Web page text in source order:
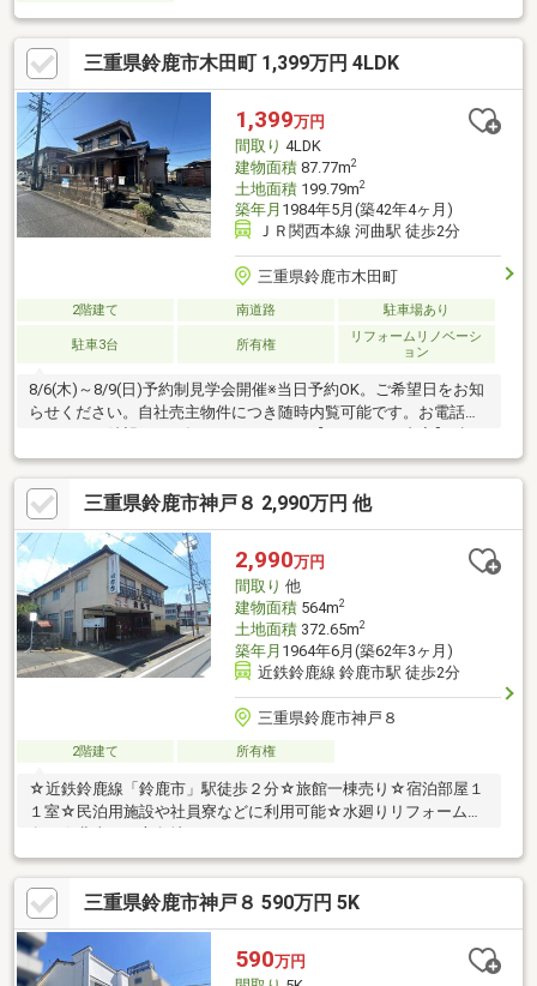
三重県鈴鹿市木田町 1,399万円 4LDK
1,399万円
間取り 4LDK
建物面積87.77m2
土地面積199.79m2
築年月 1984年5月(築42年4ヶ月)
ＪＲ関西本線 河曲駅 徒歩2分
三重県鈴鹿市木田町
2階建て 南道路 駐車場あり
駐車3台 所有権
リフォームリノベーシ
ョン
8/6(木)～8/9(日)予約制見学会開催※当日予約OK。ご希望日をお知
らせください。自社売主物件につき随時内覧可能です。お電話か
準シロアリ防除工事、クリーニング、鍵交換、雨漏り点検、設備
点検●外構・外装駐車場拡張、屋根塗装、外壁塗装、植栽剪定、
庭木伐採●ライフライン浄化槽交換●水回りシステムキッチン交
換、ユニットバス交換、トイレ交換、洗面化粧台交換●内装間取
変更、室内ドア（一部）交換、床材上張り、シューズボックス交
換、クロス張替え●その他設備インターホン設置、火災警報器設
置、照明器具交換【おす
三重県鈴鹿市神戸８ 2,990万円 他
2,990万円
間取り 他
建物面積564m2
土地面積372.65m2
築年月 1964年6月(築62年3ヶ月)
近鉄鈴鹿線 鈴鹿市駅 徒歩2分
三重県鈴鹿市神戸８
2階建て 所有権
☆近鉄鈴鹿線「鈴鹿市」駅徒歩２分☆旅館一棟売り☆宿泊部屋１
１室☆民泊用施設や社員寮などに利用可能☆水廻りリフォーム歴
有り☆北東西三方角地
三重県鈴鹿市神戸８ 590万円 5K
590万円